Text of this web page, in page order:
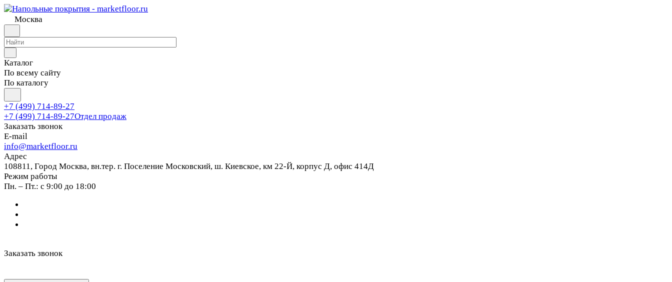
Москва
Каталог
По всему сайту
По каталогу
+7 (499) 714-89-27
+7 (499) 714-89-27Отдел продаж
Заказать звонок
E-mail
info@marketfloor.ru
Адрес
108811, Город Москва, вн.тер. г. Поселение Московский, ш. Киевское, км 22-Й, корпус Д, офис 414Д
Режим работы
Пн. – Пт.: с 9:00 до 18:00
Заказать звонок